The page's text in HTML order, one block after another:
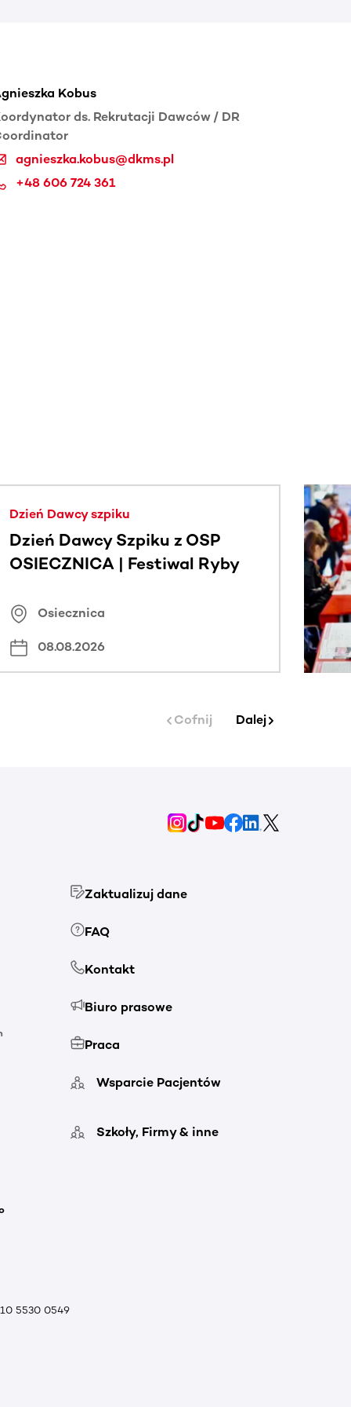
Kobus
ds. Rekrutacji Dawców / DR
agnieszka.kobus@dkms.pl
+48 606 724 361
Dzień Dawcy szpiku
Dzień Dawcy Szpiku z OSP
OSIECZNICA | Festiwal Ryby
Osiecznica
08.08.2026
Cofnij Dalej
Zaktualizuj dane
FAQ
Kontakt
Biuro prasowe
Praca
Wsparcie Pacjentów
Szkoły, Firmy & inne
5530 0549